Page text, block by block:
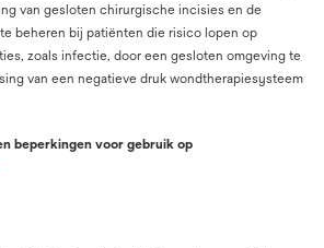
van gesloten chirurgische incisies en de
beheren bij patiënten die risico lopen op
zoals infectie, door een gesloten omgeving te
van een negatieve druk wondtherapiesysteem
beperkingen voor gebruik op